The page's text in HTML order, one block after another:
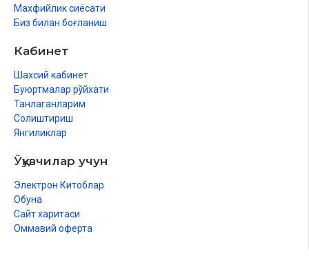
Махфийлик сиёсати
Биз билан боғланиш
Кабинет
Шахсий кабинет
Буюртмалар рўйхати
Танлаганларим
Солиштириш
Янгиликлар
Ўқувчилар учун
Электрон Китоблар
Обуна
Сайт харитаси
Оммавий оферта